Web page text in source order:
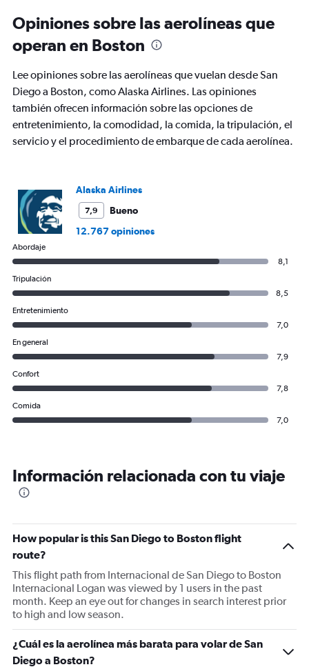
categories.
chart
1
Y
axis
Number
of
to
36.
Opiniones sobre las aerolíneas que
operan en Boston
Lee opiniones sobre las aerolíneas que vuelan desde San
Diego a Boston, como Alaska Airlines. Las opiniones
también ofrecen información sobre las opciones de
entretenimiento, la comodidad, la comida, la tripulación, el
servicio y el procedimiento de embarque de cada aerolínea.
Alaska Airlines
7,9
Bueno
12.767 opiniones
Abordaje
8,1
Tripulación
8,5
Entretenimiento
7,0
En general
7,9
Confort
7,8
Comida
7,0
Información relacionada con tu viaje
How popular is this San Diego to Boston flight
route?
This flight path from Internacional de San Diego to Boston
Internacional Logan was viewed by 1 users in the past
month. Keep an eye out for changes in search interest prior
to high and low season.
¿Cuál es la aerolínea más barata para volar de San
Diego a Boston?